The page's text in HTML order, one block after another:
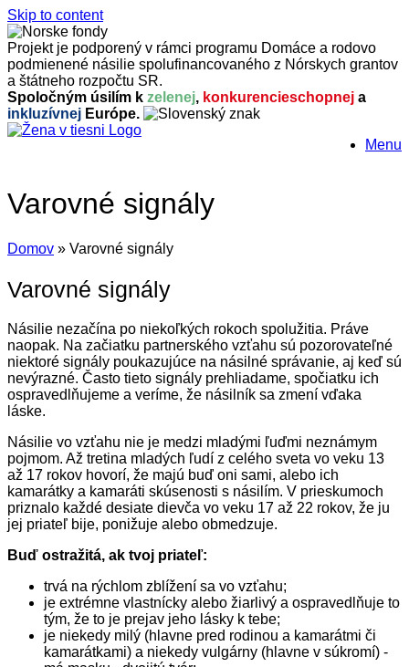
Skip to content
Projekt je podporený v rámci programu Domáce a rodovo
podmienené násilie spolufinancovaného z Nórskych grantov
a štátneho rozpočtu SR.
Spoločným úsilím k zelenej, konkurencieschopnej a
inkluzívnej Európe.
Menu
Varovné signály
Domov » Varovné signály
Varovné signály
Násilie nezačína po niekoľkých rokoch spolužitia. Práve
naopak. Na začiatku partnerského vzťahu sú pozorovateľné
niektoré signály poukazujúce na násilné správanie, aj keď sú
nevýrazné. Často tieto signály prehliadame, spočiatku ich
ospravedlňujeme a veríme, že násilník sa zmení vďaka
láske.
Násilie vo vzťahu nie je medzi mladými ľuďmi neznámym
pojmom. Až tretina mladých ľudí z celého sveta vo veku 13
až 17 rokov hovorí, že majú buď oni sami, alebo ich
kamarátky a kamaráti skúsenosti s násilím. V prieskumoch
priznalo každé desiate dievča vo veku 17 až 22 rokov, že ju
jej priateľ bije, ponižuje alebo obmedzuje.
Buď ostražitá, ak tvoj priateľ:
trvá na rýchlom zblížení sa vo vzťahu;
je extrémne vlastnícky alebo žiarlivý a ospravedlňuje to
tým, že to je prejav jeho lásky k tebe;
je niekedy milý (hlavne pred rodinou a kamarátmi či
kamarátkami) a niekedy vulgárny (hlavne v súkromí) -